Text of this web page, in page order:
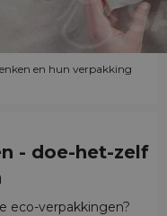
en hun verpakking
- doe-het-zelf
eco-verpakkingen?